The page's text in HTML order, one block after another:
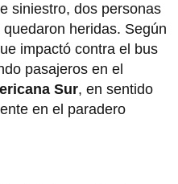
siniestro, dos personas
heridas. Según
impactó contra el bus
pasajeros en el
Sur, en sentido
en el paradero